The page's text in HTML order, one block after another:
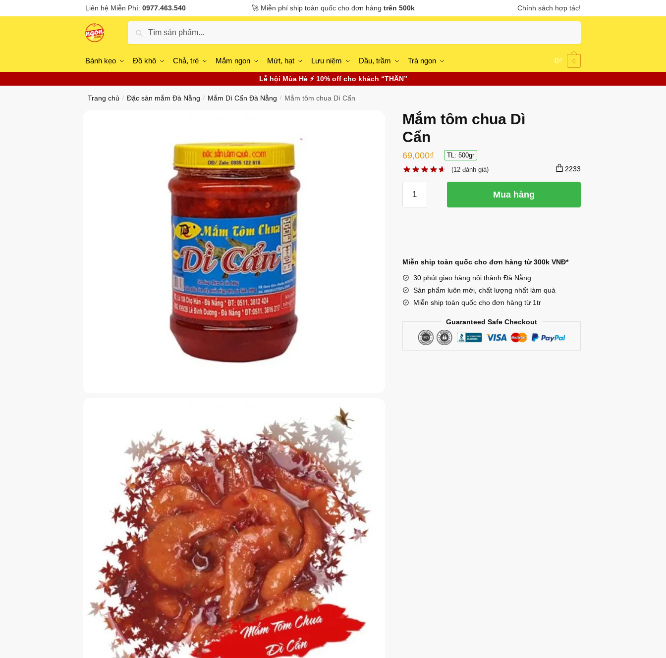
to
to
Liên hệ Miễn Phí: 0977.463.540 🚀 Miễn phí ship toàn quốc cho đơn hàng trên 500k Chính sách hợp tác!
Tìm kiếm
Bánh kẹo Đồ khô Chả, tré Mắm ngon Mứt, hạt Lưu niệm Dầu, trầm Trà ngon 0₫ 0
Lễ hội Mùa Hè ⚡ 10% off cho khách “THÂN”
Trang chủ / Đặc sản mắm Đà Nẵng / Mắm Dì Cẩn Đà Nẵng / Mắm tôm chua Dì Cẩn
Mắm tôm chua Dì
Cẩn
69,000₫
TL: 500gr
(12 đánh giá) 2233
tôm
lượng
Mua hàng
Miễn ship toàn quốc cho đơn hàng từ 300k VNĐ*
30 phút giao hàng nội thành Đà Nẵng
Sản phẩm luôn mới, chất lượng nhất làm quà
Miễn ship toàn quốc cho đơn hàng từ 1tr
Guaranteed Safe Checkout